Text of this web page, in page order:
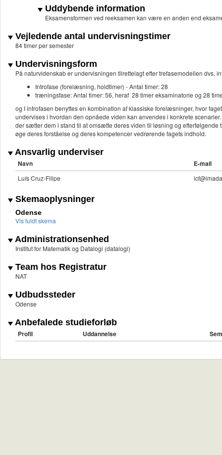
Uddybende information
Eksamensformen ved reeksamen kan være en anden end
Vejledende antal undervisningstimer
84 timer per semester
Undervisningsform
På naturvidenskab er undervisningen tilrettelagt efter trefasemodellen dvs.
Introfase (forelæsning, holdtimer) - Antal timer: 28
træningsfase: Antal timer: 56, heraf 28 timer eksaminatorie og 28
og I introfasen benyttes en kombination af klassiske forelæsninger, hvor
undervises i hvordan den opnåede viden kan anvendes i konkrete
der sætter dem i stand til at omsætte deres viden til løsning og
øge deres forståelse og deres kompetencer vedrørende fagets indhold.
Ansvarlig underviser
Navn E-mail
Luís Cruz-Filipe
Skemaoplysninger
Odense
Vis fuldt skema
Administrationsenhed
Institut for Matematik og Datalogi (datalogi)
Team hos Registratur
NAT
Udbudssteder
Odense
Anbefalede studieforløb
Profil Uddannelse